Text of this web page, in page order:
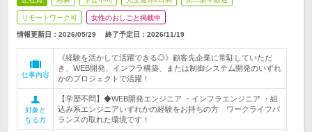
リモートワーク可 女性のおしごと掲載中
情報更新日：2026/05/29 終了予定日： 2026/11/19
仕事内容
《経験を活かして活躍できる◎》顧客先企業に常駐していただ
き、WEB開発、インフラ構築、または制御システム開発のいずれ
かのプロジェクトで活躍！
対象と
なる方
【学歴不問】◆WEB開発エンジニア ・インフラエンジニア ・組
込み系エンジニアいずれかの経験をお持ちの方 ワークライフバ
ランスの取れた環境です！